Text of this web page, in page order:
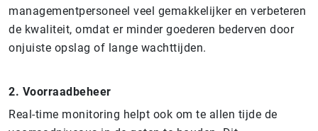
managementpersoneel veel gemakkelijker en verbeteren
de kwaliteit, omdat er minder goederen bederven door
onjuiste opslag of lange wachttijden.
2. Voorraadbeheer
Real-time monitoring helpt ook om te allen tijde de